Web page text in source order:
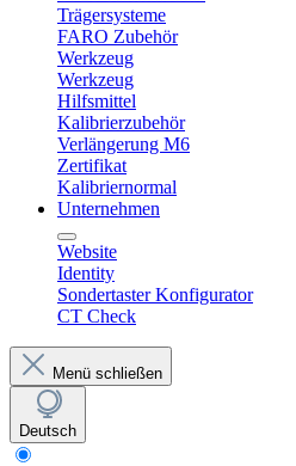
Trägersysteme
FARO Zubehör
Werkzeug
Werkzeug
Hilfsmittel
Kalibrierzubehör
Verlängerung M6
Zertifikat
Kalibriernormal
Unternehmen
Website
Identity
Sondertaster Konfigurator
CT Check
Menü schließen
Deutsch